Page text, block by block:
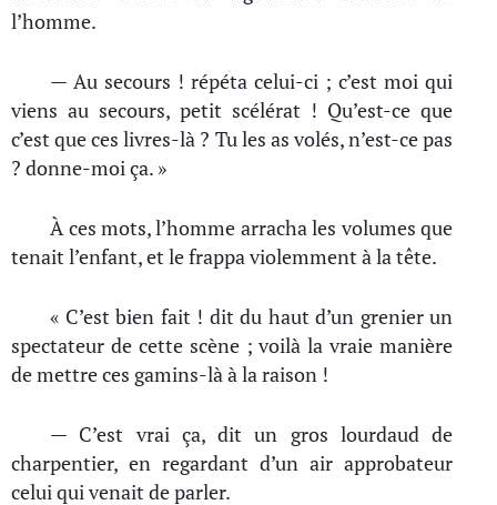
l’homme.
— Au secours ! répéta celui-ci ; c’est moi qui
viens au secours, petit scélérat ! Qu’est-ce que
c’est que ces livres-là ? Tu les as volés, n’est-ce pas
? donne-moi ça. »
À ces mots, l’homme arracha les volumes que
tenait l’enfant, et le frappa violemment à la tête.
« C’est bien fait ! dit du haut d’un grenier un
spectateur de cette scène ; voilà la vraie manière
de mettre ces gamins-là à la raison !
— C’est vrai ça, dit un gros lourdaud de
charpentier, en regardant d’un air approbateur
celui qui venait de parler.